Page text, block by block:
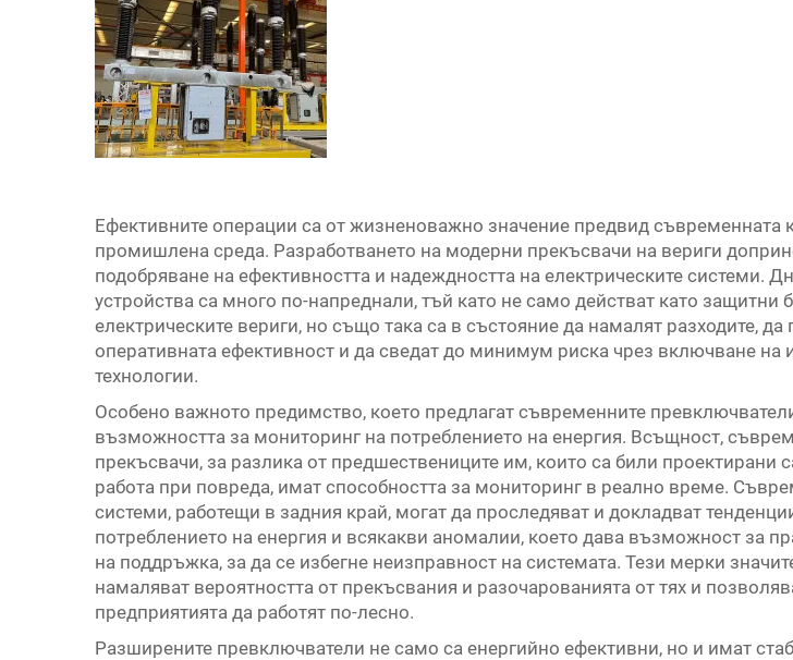
Ефективните операции са от жизненоважно значение предвид съвременната
промишлена среда. Разработването на модерни прекъсвачи на вериги
подобряване на ефективността и надеждността на електрическите системи.
устройства са много по-напреднали, тъй като не само действат като защитни
електрическите вериги, но също така са в състояние да намалят разходите, да
оперативната ефективност и да сведат до минимум риска чрез включване на
технологии.
Особено важното предимство, което предлагат съвременните
възможността за мониторинг на потреблението на енергия. Всъщност,
прекъсвачи, за разлика от предшествениците им, които са били проектирани
работа при повреда, имат способността за мониторинг в реално време.
системи, работещи в задния край, могат да проследяват и докладват
потреблението на енергия и всякакви аномалии, което дава възможност за
на поддръжка, за да се избегне неизправност на системата. Тези мерки
намаляват вероятността от прекъсвания и разочарованията от тях и
предприятията да работят по-лесно.
Разширените превключватели не само са енергийно ефективни, но и имат